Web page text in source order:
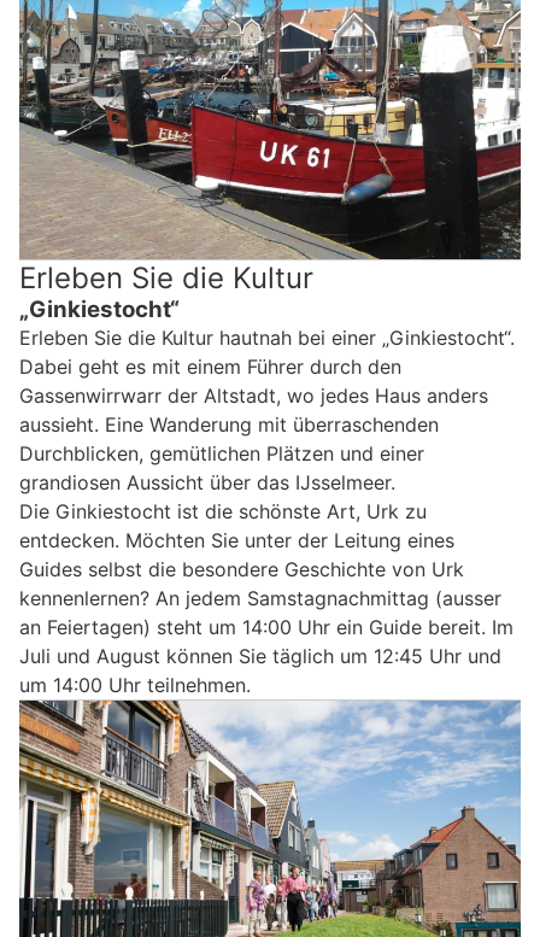
Erleben Sie die Kultur
„Ginkiestocht“
Erleben Sie die Kultur hautnah bei einer „Ginkiestocht“.
Dabei geht es mit einem Führer durch den
Gassenwirrwarr der Altstadt, wo jedes Haus anders
aussieht. Eine Wanderung mit überraschenden
Durchblicken, gemütlichen Plätzen und einer
grandiosen Aussicht über das IJsselmeer.
Die Ginkiestocht ist die schönste Art, Urk zu
entdecken. Möchten Sie unter der Leitung eines
Guides selbst die besondere Geschichte von Urk
kennenlernen? An jedem Samstagnachmittag (ausser
an Feiertagen) steht um 14:00 Uhr ein Guide bereit. Im
Juli und August können Sie täglich um 12:45 Uhr und
um 14:00 Uhr teilnehmen.